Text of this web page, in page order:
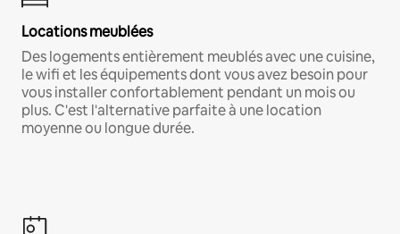
Locations meublées
Des logements entièrement meublés avec une cuisine,
le wifi et les équipements dont vous avez besoin pour
vous installer confortablement pendant un mois ou
plus. C'est l'alternative parfaite à une location
moyenne ou longue durée.